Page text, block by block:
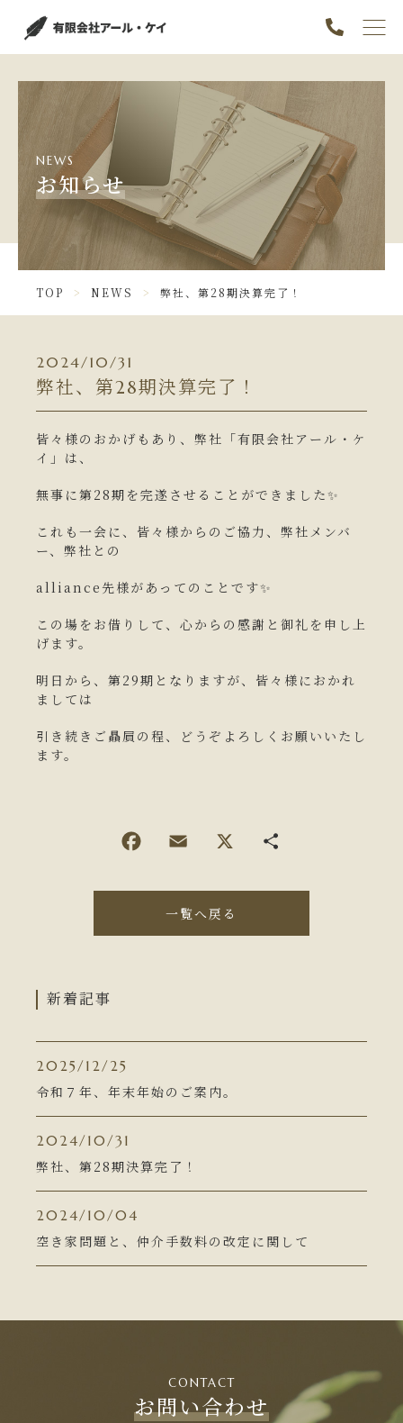
TOP
PICK UP
ABOUT
SERVICE
GALLERY
NEWS
CONTENTS
お知らせ一覧
コンテンツ一覧
お問い合わせフォーム
NEWS
お知らせ
TOP NEWS 弊社、第28期決算完了！
2024/10/31
弊社、第28期決算完了！
皆々様のおかげもあり、弊社「有限会社アール・ケ
イ」は、
無事に第28期を完遂させることができました✨
これも一会に、皆々様からのご協力、弊社メンバ
ー、弊社との
alliance先様があってのことです✨
この場をお借りして、心からの感謝と御礼を申し上
げます。
明日から、第29期となりますが、皆々様におかれ
ましては
引き続きご贔屓の程、どうぞよろしくお願いいたし
ます。
一覧へ戻る
新着記事
2025/12/25
令和７年、年末年始のご案内。
2024/10/31
弊社、第28期決算完了！
2024/10/04
空き家問題と、仲介手数料の改定に関して
CONTACT
お問い合わせ